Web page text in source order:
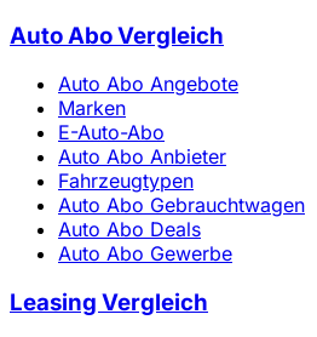
Auto Abo Vergleich
Auto Abo Angebote
Marken
E-Auto-Abo
Auto Abo Anbieter
Fahrzeugtypen
Auto Abo Gebrauchtwagen
Auto Abo Deals
Auto Abo Gewerbe
Leasing Vergleich